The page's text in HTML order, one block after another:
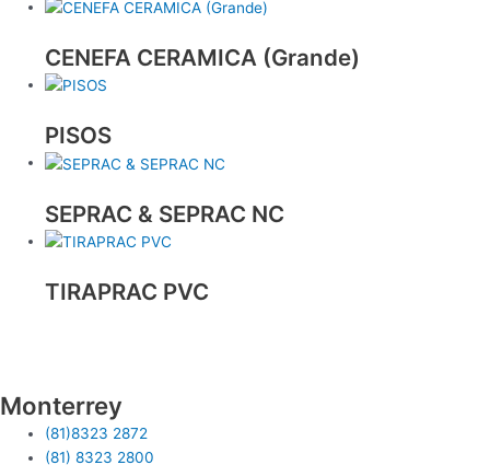
CENEFA CERAMICA (Grande)
PISOS
SEPRAC & SEPRAC NC
TIRAPRAC PVC
Monterrey
(81)8323 2872
(81) 8323 2800